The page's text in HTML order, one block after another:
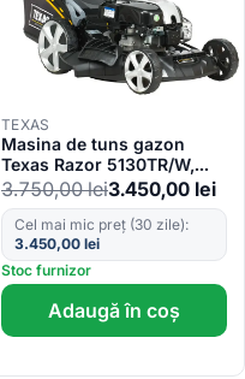
TEXAS
Masina de tuns gazon
Texas Razor 5130TR/W,
1.6CP, latime lucru 51cm,
inaltime taiere 28-75mm,
65L, benzina,
autopropulsata, reglaj
central, la sfoara
3.750,00lei3.450,00 lei
Cel mai mic preț (30 zile):
3.450,00 lei
Stoc furnizor
Adaugă în coș